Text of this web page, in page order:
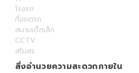
โรงรถ
ที่จอดรถ
สนามเด็กเล็ก
CCTV
สโมสร
สิ่งอำนวยความสะดวกภายใน